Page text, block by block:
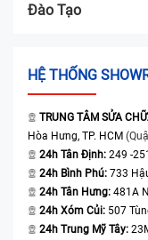
Đào Tạo
HỆ THỐNG
TRUNG TÂM SỬA
Hòa Hưng, TP. HCM
24h Tân Định: 249 -
24h Bình Phú: 733
24h Tân Hưng: 481A
24h Xóm Củi: 507
24h Trung Mỹ Tây: